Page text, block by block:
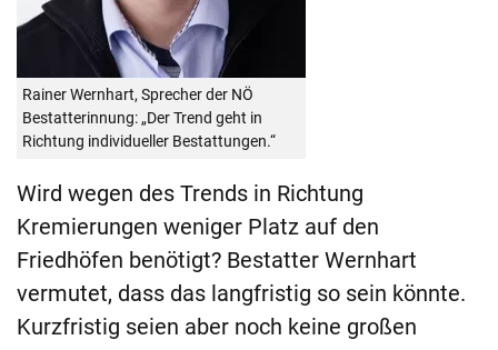
Rainer Wernhart, Sprecher der NÖ
Bestatterinnung: „Der Trend geht in
Richtung individueller Bestattungen.“
Wird wegen des Trends in Richtung
Kremierungen weniger Platz auf den
Friedhöfen benötigt? Bestatter Wernhart
vermutet, dass das langfristig so sein könnte.
Kurzfristig seien aber noch keine großen